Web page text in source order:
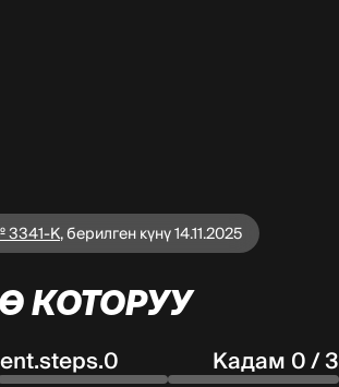
3341-К,берилген күнү 14.11.2025
КОТОРУУ
Кадам 0 / 3